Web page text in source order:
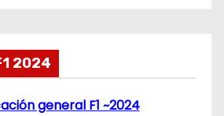
2024
general F1 ~2024